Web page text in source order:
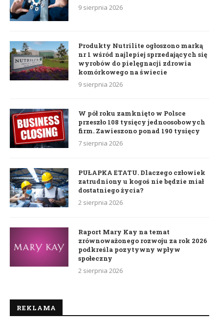
9 sierpnia 2026
Produkty Nutrilite ogłoszono marką
nr 1 wśród najlepiej sprzedających się
wyrobów do pielęgnacji zdrowia
komórkowego na świecie
9 sierpnia 2026
W pół roku zamknięto w Polsce
przeszło 108 tysięcy jednoosobowych
firm. Zawieszono ponad 190 tysięcy
7 sierpnia 2026
PUŁAPKA ETATU. Dlaczego człowiek
zatrudniony u kogoś nie będzie miał
dostatniego życia?
2 sierpnia 2026
Raport Mary Kay na temat
zrównoważonego rozwoju za rok 2026
podkreśla pozytywny wpływ
społeczny
2 sierpnia 2026
REKLAMA